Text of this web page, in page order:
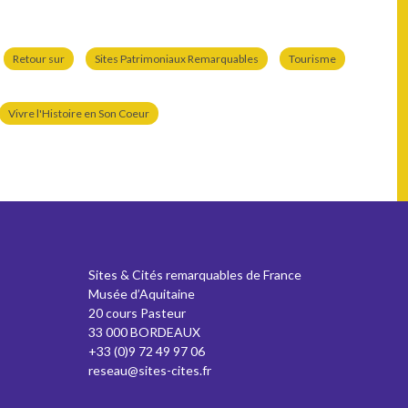
Retour sur Sites Patrimoniaux Remarquables Tourisme
Vivre l'Histoire en Son Coeur
Sites & Cités remarquables de France
Musée d’Aquitaine
20 cours Pasteur
33 000 BORDEAUX
+33 (0)9 72 49 97 06
reseau@sites-cites.fr